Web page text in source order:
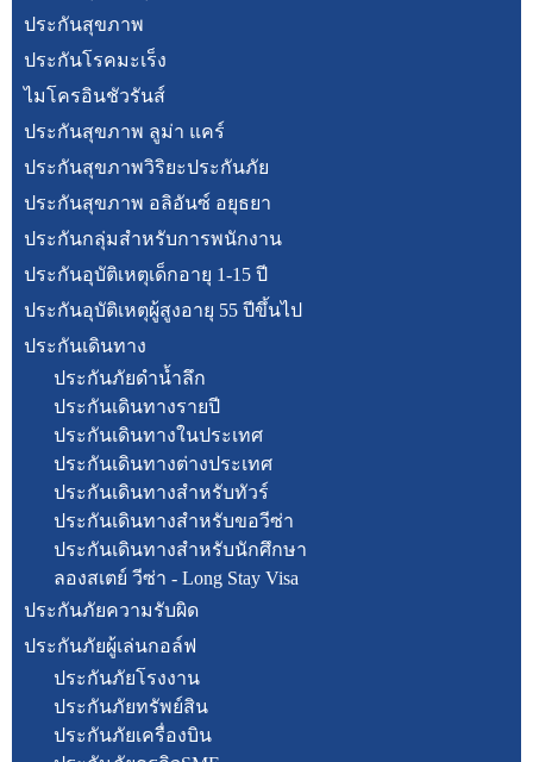
ประกันสุขภาพ
ประกันโรคมะเร็ง
ไมโครอินชัวรันส์
ประกันสุขภาพ ลูม่า แคร์
ประกันสุขภาพวิริยะประกันภัย
ประกันสุขภาพ อลิอันซ์ อยุธยา
ประกันกลุ่มสำหรับการพนักงาน
ประกันอุบัติเหตุเด็กอายุ 1-15 ปี
ประกันอุบัติเหตุผู้สูงอายุ 55 ปีขึ้นไป
ประกันเดินทาง
ประกันภัยดำน้ำลึก
ประกันเดินทางรายปี
ประกันเดินทางในประเทศ
ประกันเดินทางต่างประเทศ
ประกันเดินทางสำหรับทัวร์
ประกันเดินทางสำหรับขอวีซ่า
ประกันเดินทางสำหรับนักศึกษา
ลองสเตย์ วีซ่า - Long Stay Visa
ประกันภัยความรับผิด
ประกันภัยผู้เล่นกอล์ฟ
ประกันภัยโรงงาน
ประกันภัยทรัพย์สิน
ประกันภัยเครื่องบิน